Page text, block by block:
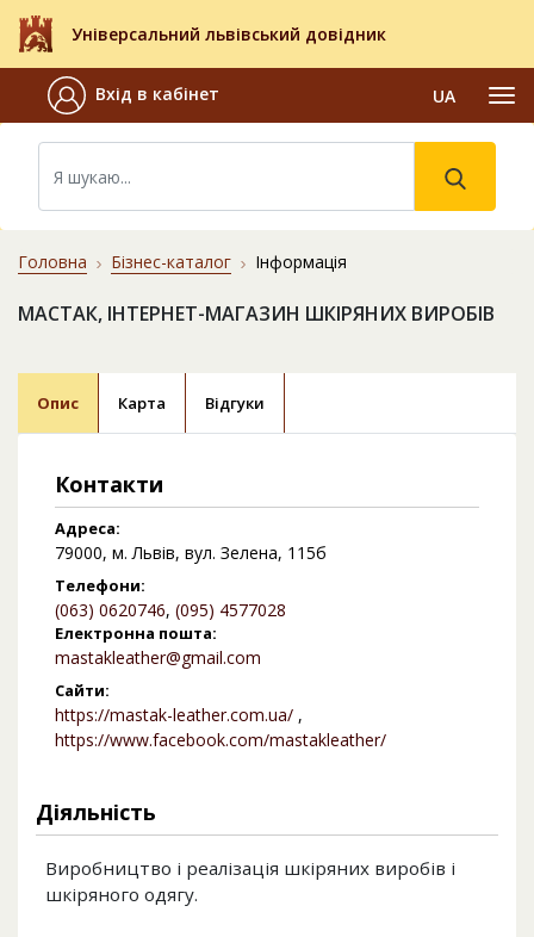
Універсальний львівський довідник
Вхід в кабінет UA
Головна Бізнес-каталог Інформація
МАСТАК, ІНТЕРНЕТ-МАГАЗИН ШКІРЯНИХ ВИРОБІВ
Опис Карта Відгуки
Контакти
Адреса:
79000, м. Львів, вул. Зелена, 115б
Телефони:
(063) 0620746, (095) 4577028
Електронна пошта:
mastakleather@gmail.com
Сайти:
https://mastak-leather.com.ua/ ,
https://www.facebook.com/mastakleather/
Діяльність
Виробництво і реалізація шкіряних виробів і
шкіряного одягу.